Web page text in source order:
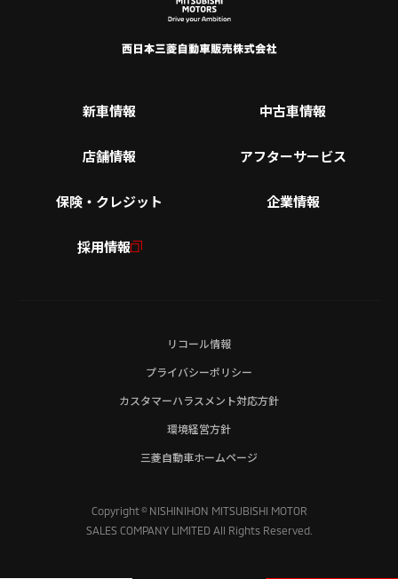
新車情報 中古車情報
店舗情報 アフターサービス
保険・クレジット 企業情報
採用情報
リコール情報
プライバシーポリシー
カスタマーハラスメント対応方針
環境経営方針
三菱自動車ホームページ
Copyright © NISHINIHON MITSUBISHI MOTOR
SALES COMPANY LIMITED All Rights Reserved.